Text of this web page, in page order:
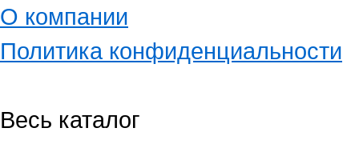
О компании
Политика конфиденциальности
Весь каталог